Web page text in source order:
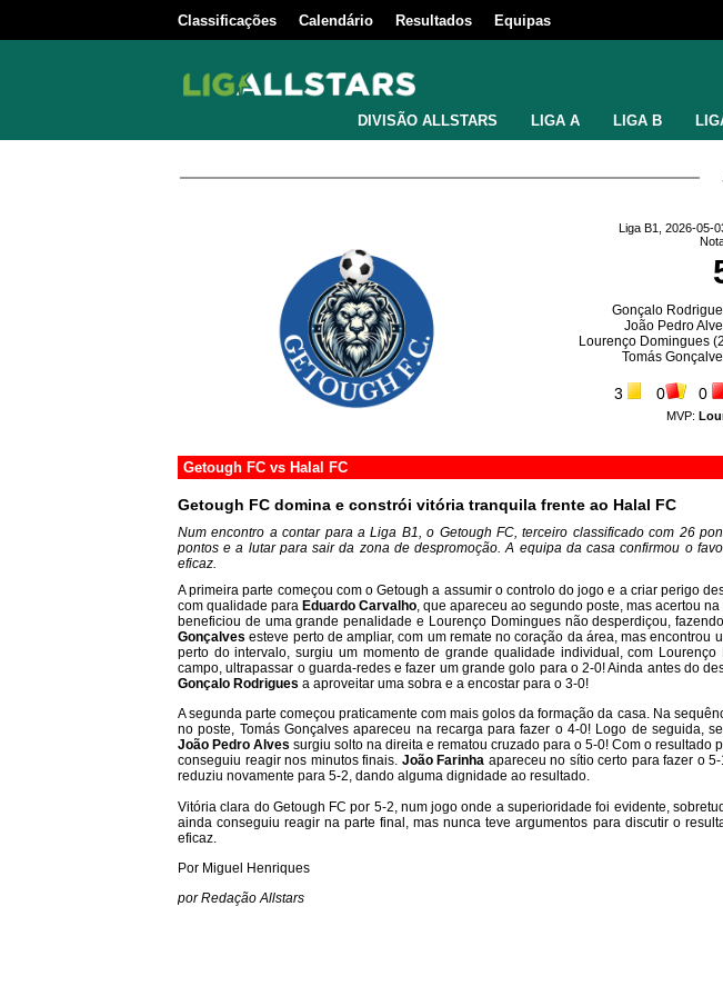
Classificações Calendário Resultados Equipas
DIVISÃO ALLSTARS LIGA A LIGA B
Liga B1, 2026-05-
Gonçalo
João Pedro
Lourenço Domingues
Tomás
3 0 0
MVP:
Getough FC vs Halal FC
Getough FC domina e constrói vitória tranquila frente ao Halal FC
Num encontro a contar para a Liga B1, o Getough FC, terceiro classificado com 26
pontos e a lutar para sair da zona de despromoção. A equipa da casa confirmou o
eficaz.
A primeira parte começou com o Getough a assumir o controlo do jogo e a criar perigo
com qualidade para Eduardo Carvalho, que apareceu ao segundo poste, mas acertou
beneficiou de uma grande penalidade e Lourenço Domingues não desperdiçou,
Gonçalves esteve perto de ampliar, com um remate no coração da área, mas encontrou
perto do intervalo, surgiu um momento de grande qualidade individual, com
campo, ultrapassar o guarda-redes e fazer um grande golo para o 2-0! Ainda antes do
Gonçalo Rodrigues a aproveitar uma sobra e a encostar para o 3-0!
A segunda parte começou praticamente com mais golos da formação da casa. Na
no poste, Tomás Gonçalves apareceu na recarga para fazer o 4-0! Logo de seguida,
João Pedro Alves surgiu solto na direita e rematou cruzado para o 5-0! Com o resultado
conseguiu reagir nos minutos finais. João Farinha apareceu no sítio certo para fazer o
reduziu novamente para 5-2, dando alguma dignidade ao resultado.
Vitória clara do Getough FC por 5-2, num jogo onde a superioridade foi evidente,
ainda conseguiu reagir na parte final, mas nunca teve argumentos para discutir o
eficaz.
Por Miguel Henriques
por Redação Allstars